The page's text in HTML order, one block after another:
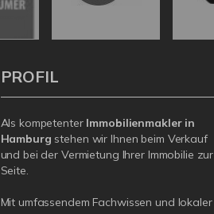
PROFIL
Als kompetenter Immobilienmakler in
Hamburg stehen wir Ihnen beim Verkauf
und bei der Vermietung Ihrer Immobilie zur
Seite.
Mit umfassendem Fachwissen und lokaler